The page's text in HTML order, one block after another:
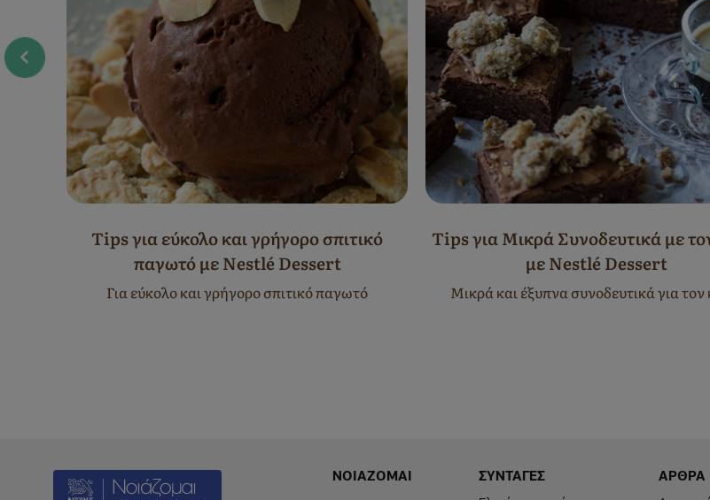
Tips για εύκολο και γρήγορο σπιτικό
παγωτό με Nestlé Dessert
Για εύκολο και γρήγορο σπιτικό παγωτό
Tips για Μικρά Συνοδευτικά με
με Nestlé Dessert
Μικρά και έξυπνα συνοδευτικά για
Footer
ΝΟΙΑΖΟΜΑΙ
Footer
ΣΥΝΤΑΓΕΣ
Footer
ΑΡΘΡΑ